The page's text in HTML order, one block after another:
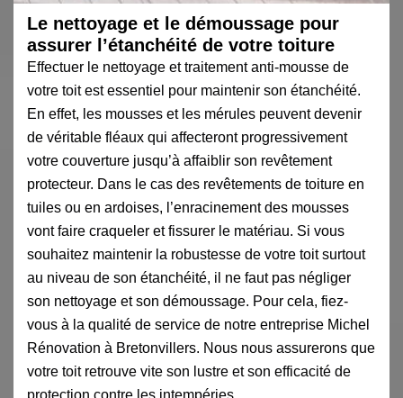
Le nettoyage et le démoussage pour
assurer l’étanchéité de votre toiture
Effectuer le nettoyage et traitement anti-mousse de
votre toit est essentiel pour maintenir son étanchéité.
En effet, les mousses et les mérules peuvent devenir
de véritable fléaux qui affecteront progressivement
votre couverture jusqu’à affaiblir son revêtement
protecteur. Dans le cas des revêtements de toiture en
tuiles ou en ardoises, l’enracinement des mousses
vont faire craqueler et fissurer le matériau. Si vous
souhaitez maintenir la robustesse de votre toit surtout
au niveau de son étanchéité, il ne faut pas négliger
son nettoyage et son démoussage. Pour cela, fiez-
vous à la qualité de service de notre entreprise Michel
Rénovation à Bretonvillers. Nous nous assurerons que
votre toit retrouve vite son lustre et son efficacité de
protection contre les intempéries.